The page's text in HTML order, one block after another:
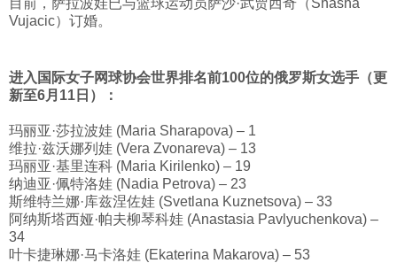
目前，萨拉波娃已与篮球运动员萨沙·武贾西奇（Shasha
Vujacic）订婚。
进入国际女子网球协会世界排名前100位的俄罗斯女选手（更
新至6月11日）：
玛丽亚·莎拉波娃 (Maria Sharapova) – 1
维拉·兹沃娜列娃 (Vera Zvonareva) – 13
玛丽亚·基里连科 (Maria Kirilenko) – 19
纳迪亚·佩特洛娃 (Nadia Petrova) – 23
斯维特兰娜·库兹涅佐娃 (Svetlana Kuznetsova) – 33
阿纳斯塔西娅·帕夫柳琴科娃 (Anastasia Pavlyuchenkova) –
34
叶卡捷琳娜·马卡洛娃 (Ekaterina Makarova) – 53